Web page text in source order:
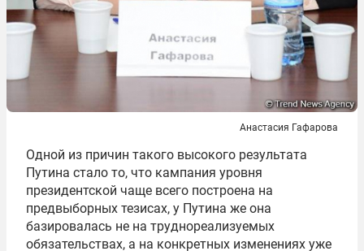
Анастасия Гафарова
Одной из причин такого высокого результата
Путина стало то, что кампания уровня
президентской чаще всего построена на
предвыборных тезисах, у Путина же она
базировалась не на труднореализуемых
обязательствах, а на конкретных изменениях уже